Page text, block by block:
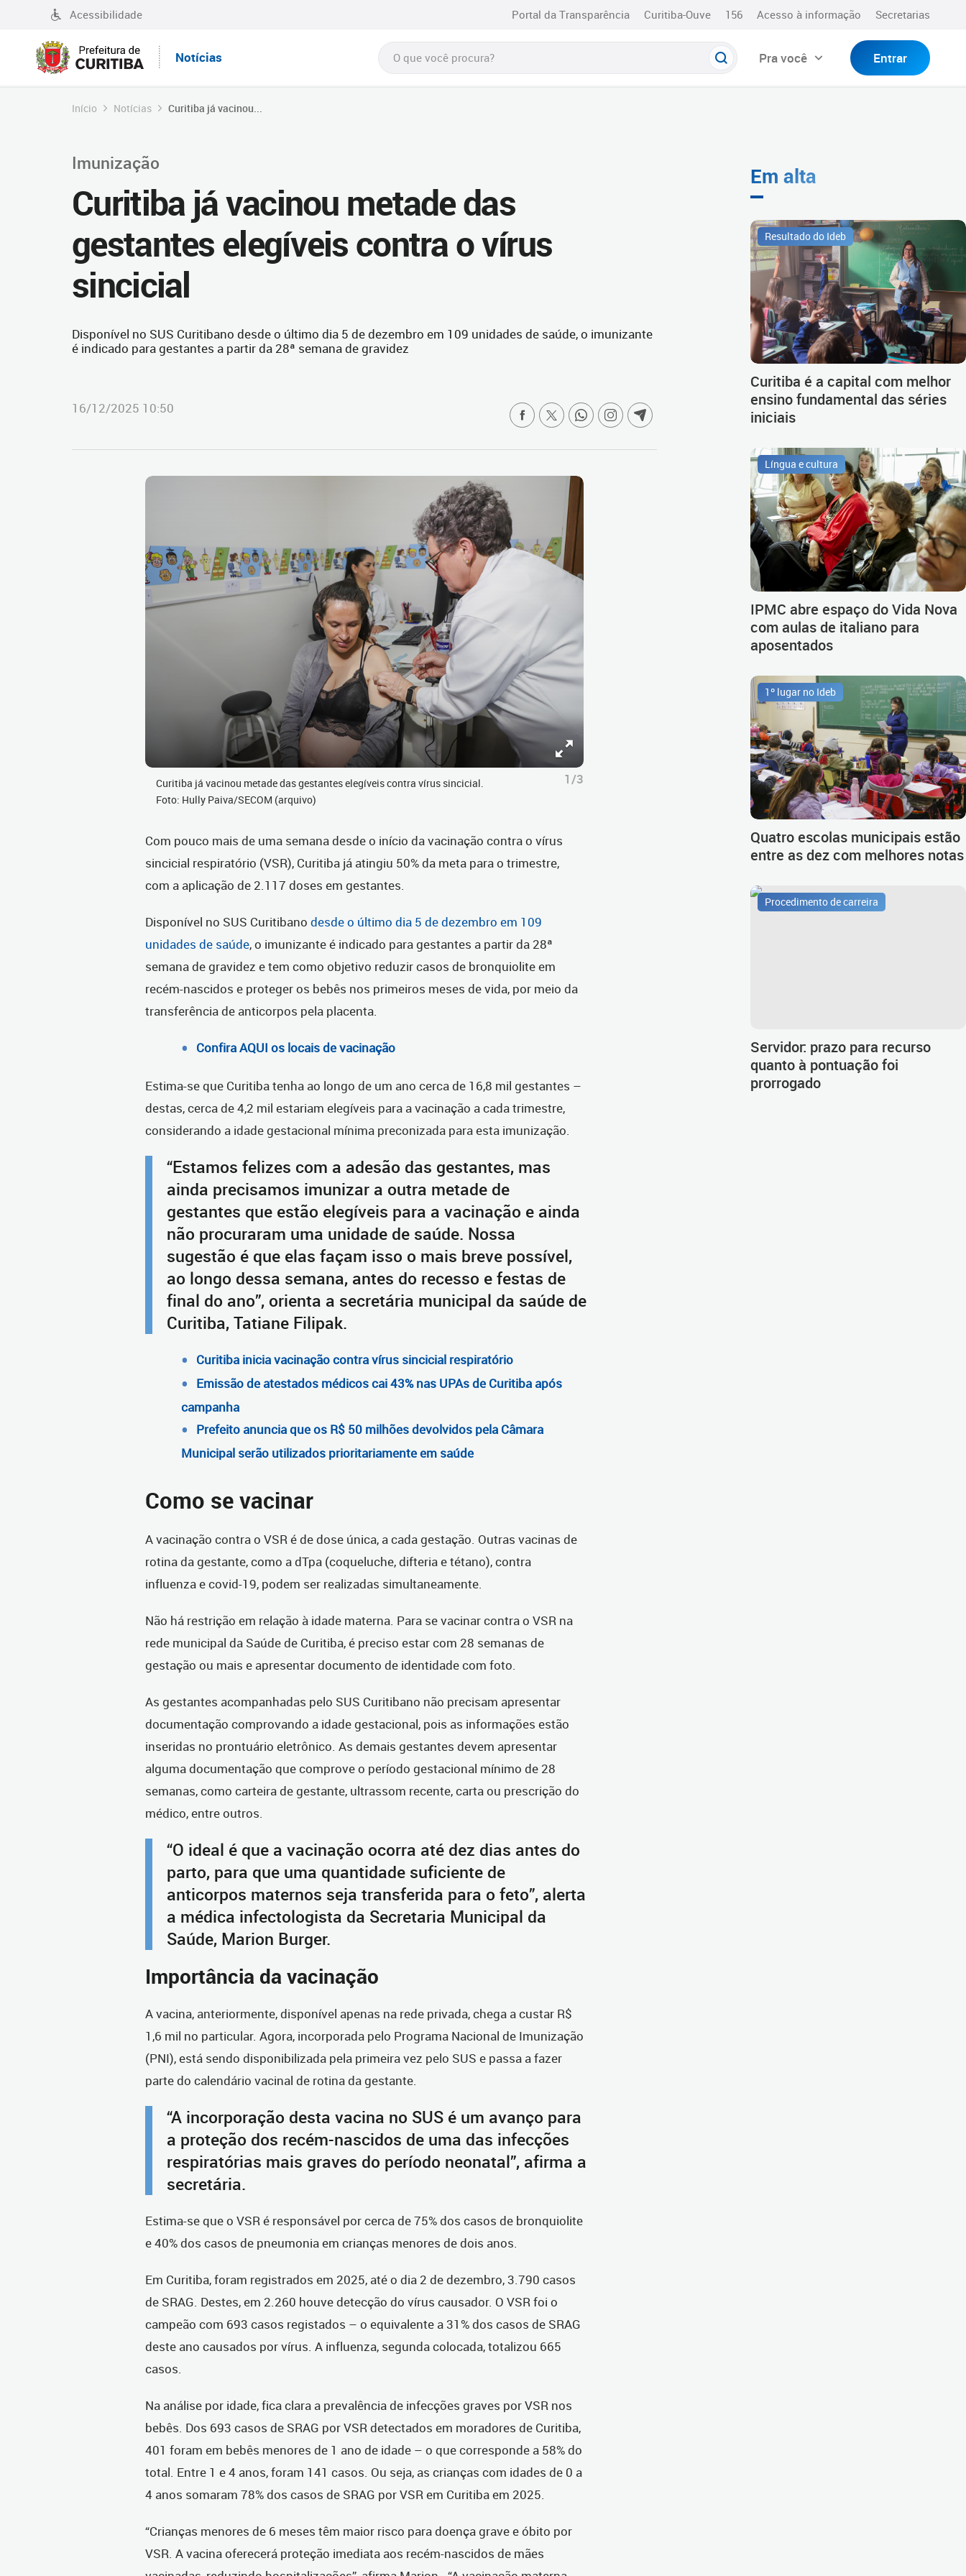
Acessibilidade Portal da Transparência Curitiba-Ouve 156 Acesso à informação Secretarias
Notícias Pra você Entrar
Início Notícias Curitiba já vacinou...
Imunização
Curitiba já vacinou metade das
gestantes elegíveis contra o vírus
sincicial
Disponível no SUS Curitibano desde o último dia 5 de dezembro em 109 unidades de saúde, o imunizante
é indicado para gestantes a partir da 28ª semana de gravidez
16/12/2025 10:50
Curitiba já vacinou metade das gestantes elegíveis contra vírus sincicial.
Foto: Hully Paiva/SECOM (arquivo)
1/3
Com pouco mais de uma semana desde o início da vacinação contra o vírus
sincicial respiratório (VSR), Curitiba já atingiu 50% da meta para o trimestre,
com a aplicação de 2.117 doses em gestantes.
Disponível no SUS Curitibano desde o último dia 5 de dezembro em 109
unidades de saúde, o imunizante é indicado para gestantes a partir da 28ª
semana de gravidez e tem como objetivo reduzir casos de bronquiolite em
recém-nascidos e proteger os bebês nos primeiros meses de vida, por meio da
transferência de anticorpos pela placenta.
Confira AQUI os locais de vacinação
Estima-se que Curitiba tenha ao longo de um ano cerca de 16,8 mil gestantes –
destas, cerca de 4,2 mil estariam elegíveis para a vacinação a cada trimestre,
considerando a idade gestacional mínima preconizada para esta imunização.
“Estamos felizes com a adesão das gestantes, mas
ainda precisamos imunizar a outra metade de
gestantes que estão elegíveis para a vacinação e ainda
não procuraram uma unidade de saúde. Nossa
sugestão é que elas façam isso o mais breve possível,
ao longo dessa semana, antes do recesso e festas de
final do ano”, orienta a secretária municipal da saúde de
Curitiba, Tatiane Filipak.
Curitiba inicia vacinação contra vírus sincicial respiratório
Emissão de atestados médicos cai 43% nas UPAs de Curitiba após
campanha
Prefeito anuncia que os R$ 50 milhões devolvidos pela Câmara
Municipal serão utilizados prioritariamente em saúde
Como se vacinar
A vacinação contra o VSR é de dose única, a cada gestação. Outras vacinas de
rotina da gestante, como a dTpa (coqueluche, difteria e tétano), contra
influenza e covid-19, podem ser realizadas simultaneamente.
Não há restrição em relação à idade materna. Para se vacinar contra o VSR na
rede municipal da Saúde de Curitiba, é preciso estar com 28 semanas de
gestação ou mais e apresentar documento de identidade com foto.
As gestantes acompanhadas pelo SUS Curitibano não precisam apresentar
documentação comprovando a idade gestacional, pois as informações estão
inseridas no prontuário eletrônico. As demais gestantes devem apresentar
alguma documentação que comprove o período gestacional mínimo de 28
semanas, como carteira de gestante, ultrassom recente, carta ou prescrição do
médico, entre outros.
“O ideal é que a vacinação ocorra até dez dias antes do
parto, para que uma quantidade suficiente de
anticorpos maternos seja transferida para o feto”, alerta
a médica infectologista da Secretaria Municipal da
Saúde, Marion Burger.
Importância da vacinação
A vacina, anteriormente, disponível apenas na rede privada, chega a custar R$
1,6 mil no particular. Agora, incorporada pelo Programa Nacional de Imunização
(PNI), está sendo disponibilizada pela primeira vez pelo SUS e passa a fazer
parte do calendário vacinal de rotina da gestante.
“A incorporação desta vacina no SUS é um avanço para
a proteção dos recém-nascidos de uma das infecções
respiratórias mais graves do período neonatal”, afirma a
secretária.
Estima-se que o VSR é responsável por cerca de 75% dos casos de bronquiolite
e 40% dos casos de pneumonia em crianças menores de dois anos.
Em Curitiba, foram registrados em 2025, até o dia 2 de dezembro, 3.790 casos
de SRAG. Destes, em 2.260 houve detecção do vírus causador. O VSR foi o
campeão com 693 casos registados – o equivalente a 31% dos casos de SRAG
deste ano causados por vírus. A influenza, segunda colocada, totalizou 665
casos.
Na análise por idade, fica clara a prevalência de infecções graves por VSR nos
bebês. Dos 693 casos de SRAG por VSR detectados em moradores de Curitiba,
401 foram em bebês menores de 1 ano de idade – o que corresponde a 58% do
total. Entre 1 e 4 anos, foram 141 casos. Ou seja, as crianças com idades de 0 a
4 anos somaram 78% dos casos de SRAG por VSR em Curitiba em 2025.
“Crianças menores de 6 meses têm maior risco para doença grave e óbito por
VSR. A vacina oferecerá proteção imediata aos recém-nascidos de mães
Em alta
Resultado do Ideb
Curitiba é a capital com melhor
ensino fundamental das séries
iniciais
Língua e cultura
IPMC abre espaço do Vida Nova
com aulas de italiano para
aposentados
1º lugar no Ideb
Quatro escolas municipais estão
entre as dez com melhores notas
Procedimento de carreira
Servidor: prazo para recurso
quanto à pontuação foi
prorrogado